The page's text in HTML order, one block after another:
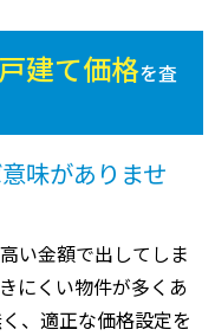
建て価格を査
味がありませ
い金額で出してしま
にくい物件が多くあ
、適正な価格設定を